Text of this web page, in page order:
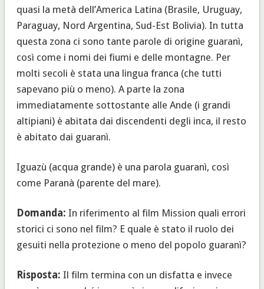
quasi la metà dell’America Latina (Brasile, Uruguay,
Paraguay, Nord Argentina, Sud-Est Bolivia). In tutta
questa zona ci sono tante parole di origine guaranì,
così come i nomi dei fiumi e delle montagne. Per
molti secoli è stata una lingua franca (che tutti
sapevano più o meno). A parte la zona
immediatamente sottostante alle Ande (i grandi
altipiani) è abitata dai discendenti degli inca, il resto
è abitato dai guaranì.
Iguazù (acqua grande) è una parola guaranì, così
come Paranà (parente del mare).
Domanda: In riferimento al film Mission quali errori
storici ci sono nel film? E quale è stato il ruolo dei
gesuiti nella protezione o meno del popolo guaranì?
Risposta: Il film termina con un disfatta e invece